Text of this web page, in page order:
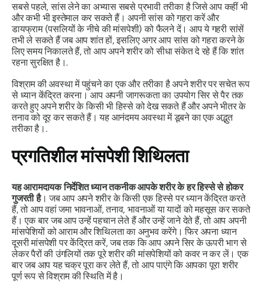
सबसे पहले, सांस लेने का अभ्यास सबसे प्रभावी तरीका है जिसे आप कहीं भी
और कभी भी इस्तेमाल कर सकते हैं। अपनी सांस को गहरा करें और
डायफ्राम (पसलियों के नीचे की मांसपेशी) को फैलने दें। आप ये गहरी सांसें
तभी ले सकते हैं जब आप शांत हों, इसलिए अगर आप सांस को गहरा करने के
लिए समय निकालते हैं, तो आप अपने शरीर को सीधा संकेत दे रहे हैं कि शांत
रहना सुरक्षित है।.
विश्राम की अवस्था में पहुंचने का एक और तरीका है अपने शरीर पर सचेत रूप
से ध्यान केंद्रित करना। आप अपनी जागरूकता का उपयोग सिर से पैर तक
करते हुए अपने शरीर के किसी भी हिस्से को देख सकते हैं और अपने भीतर के
तनाव को दूर कर सकते हैं। यह आनंदमय अवस्था में डूबने का एक अद्भुत
तरीका है।.
प्रगतिशील मांसपेशी शिथिलता
यहआरामदायक निर्देशित ध्यान तकनीक आपके शरीर के हर हिस्से से होकर
गुजरती है। जब आप अपने शरीर के किसी एक हिस्से पर ध्यान केंद्रित करते
हैं, तो आप वहां जमा भावनाओं, तनाव, भावनाओं या यादों को महसूस कर सकते
हैं। एक बार जब आप उन्हें पहचान लेते हैं और उन्हें जाने देते हैं, तो आप अपनी
मांसपेशियों को आराम और शिथिलता का अनुभव करेंगे। फिर अपना ध्यान
दूसरी मांसपेशी पर केंद्रित करें, जब तक कि आप अपने सिर के ऊपरी भाग से
लेकर पैरों की उंगलियों तक पूरे शरीर की मांसपेशियों को कवर न कर लें। एक
बार जब आप यह चक्र पूरा कर लेते हैं, तो आप पाएंगे कि आपका पूरा शरीर
पूर्ण रूप से विश्राम की स्थिति में है।